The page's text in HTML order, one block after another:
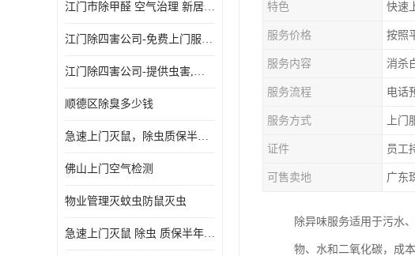
江门市除甲醛 空气治理 新居除异味 除苯 装修后异味清除
江门除四害公司-免费上门服务-随叫随到
江门除四害公司-提供虫害,病毒等全面消杀服务
顺德区除臭多少钱
急速上门灭鼠，除虫质保半年，白蚁、跳蚤、臭虫、蟑螂、德国小镰
佛山上门空气检测
物业管理灭蚊虫防鼠灭虫
急速上门灭鼠 除虫 质保半年 白蚁 跳蚤 臭虫 蟑螂 德国小镰
特色 快速
服务价格 按照
服务内容 消杀
服务流程 电话
服务方式 上门
证件 员工
可售卖地 广东
除异味服务适用于污水
物、水和二氧化碳，成